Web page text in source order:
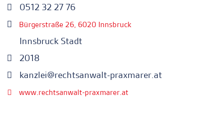
0512 32 27 76
Bürgerstraße 26, 6020 Innsbruck
Innsbruck Stadt
2018
kanzlei@rechtsanwalt-praxmarer.at
www.rechtsanwalt-praxmarer.at